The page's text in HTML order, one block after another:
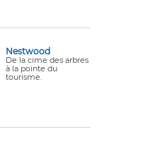
Nestwood
De la cime des arbres
à la pointe du
tourisme.